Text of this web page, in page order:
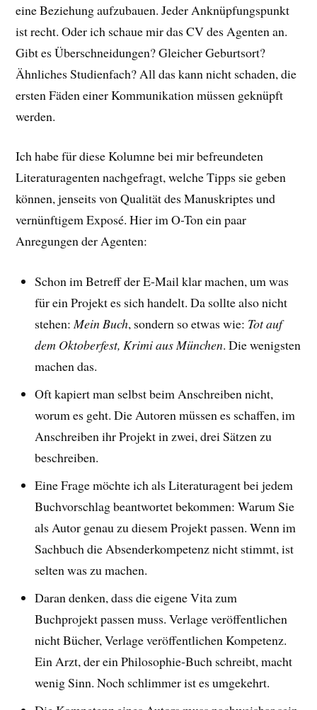
eine Beziehung aufzubauen. Jeder Anknüpfungspunkt
ist recht. Oder ich schaue mir das CV des Agenten an.
Gibt es Überschneidungen? Gleicher Geburtsort?
Ähnliches Studienfach? All das kann nicht schaden, die
ersten Fäden einer Kommunikation müssen geknüpft
werden.
Ich habe für diese Kolumne bei mir befreundeten
Literaturagenten nachgefragt, welche Tipps sie geben
können, jenseits von Qualität des Manuskriptes und
vernünftigem Exposé. Hier im O-Ton ein paar
Anregungen der Agenten:
Schon im Betreff der E-Mail klar machen, um was
für ein Projekt es sich handelt. Da sollte also nicht
stehen:Mein Buch, sondern so etwas wie: Tot auf
dem Oktoberfest, Krimi aus München. Die wenigsten
machen das.
Oft kapiert man selbst beim Anschreiben nicht,
worum es geht. Die Autoren müssen es schaffen, im
Anschreiben ihr Projekt in zwei, drei Sätzen zu
beschreiben.
Eine Frage möchte ich als Literaturagent bei jedem
Buchvorschlag beantwortet bekommen: Warum Sie
als Autor genau zu diesem Projekt passen. Wenn im
Sachbuch die Absenderkompetenz nicht stimmt, ist
selten was zu machen.
Daran denken, dass die eigene Vita zum
Buchprojekt passen muss. Verlage veröffentlichen
nicht Bücher, Verlage veröffentlichen Kompetenz.
Ein Arzt, der ein Philosophie-Buch schreibt, macht
wenig Sinn. Noch schlimmer ist es umgekehrt.